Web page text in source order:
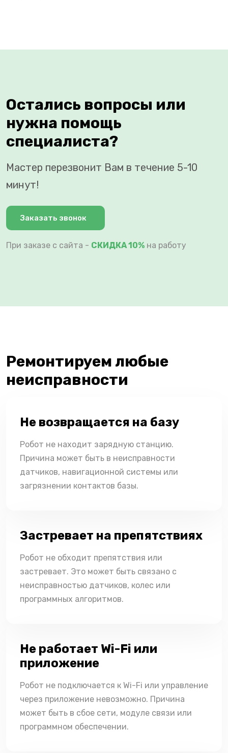
Остались вопросы или
нужна помощь
специалиста?
Мастер перезвонит Вам в течение 5-10
минут!
Заказать звонок
При заказе с сайта - СКИДКА 10% на работу
Ремонтируем любые
неисправности
Не возвращается на базу
Робот не находит зарядную станцию.
Причина может быть в неисправности
датчиков, навигационной системы или
загрязнении контактов базы.
Застревает на препятствиях
Робот не обходит препятствия или
застревает. Это может быть связано с
неисправностью датчиков, колес или
программных алгоритмов.
Не работает Wi-Fi или
приложение
Робот не подключается к Wi-Fi или управление
через приложение невозможно. Причина
может быть в сбое сети, модуле связи или
программном обеспечении.